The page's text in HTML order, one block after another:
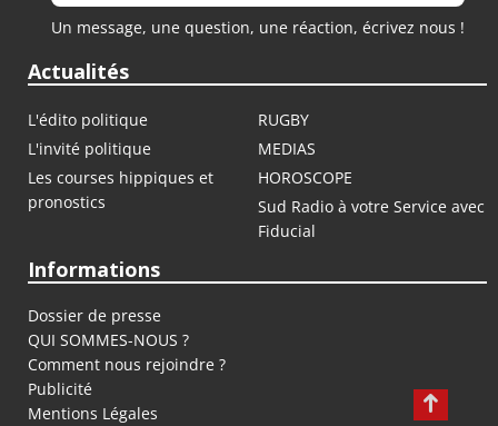
Un message, une question, une réaction, écrivez nous !
Actualités
L'édito politique
RUGBY
L'invité politique
MEDIAS
Les courses hippiques et
pronostics
HOROSCOPE
Sud Radio à votre Service avec
Fiducial
Informations
Dossier de presse
QUI SOMMES-NOUS ?
Comment nous rejoindre ?
Publicité
Mentions Légales